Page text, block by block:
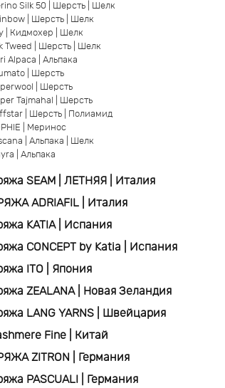
Silk 50 | Шерсть | Шелк
| Шерсть | Шелк
| Кидмохер | Шелк
Tweed | Шерсть | Шелк
Alpaca | Альпака
| Шерсть
| Шерсть
Tajmahal | Шерсть
| Шерсть | Полиамид
| Меринос
| Альпака | Шелк
| Альпака
SEAM | ЛЕТНЯЯ | Италия
ADRIAFIL | Италия
KATIA | Испания
CONCEPT by Katia | Испания
ITO | Япония
ZEALANA | Новая Зеландия
LANG YARNS | Швейцария
Fine | Китай
ZITRON | Германия
PASCUALI | Германия